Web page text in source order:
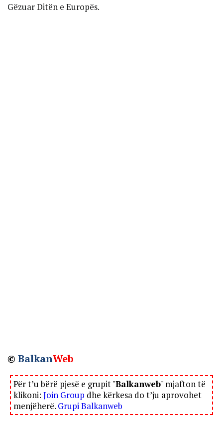
Gëzuar Ditën e Europës.
© BalkanWeb
Për t’u bërë pjesë e grupit "Balkanweb" mjafton të
klikoni: Join Group dhe kërkesa do t’ju aprovohet
menjëherë. Grupi Balkanweb